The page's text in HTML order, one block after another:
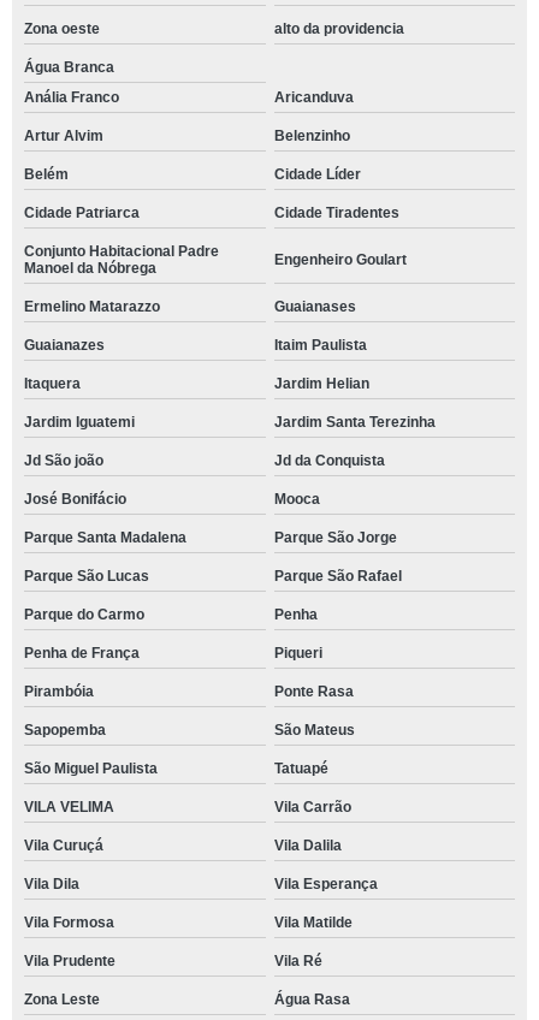
Zona oeste alto da providencia
Água Branca
Anália Franco
Aricanduva
Artur Alvim Belenzinho
Belém Cidade Líder
Cidade Patriarca Cidade Tiradentes
Conjunto Habitacional Padre
Manoel da Nóbrega
Engenheiro Goulart
Ermelino Matarazzo Guaianases
Guaianazes Itaim Paulista
Itaquera Jardim Helian
Jardim Iguatemi Jardim Santa Terezinha
Jd São joão Jd da Conquista
José Bonifácio Mooca
Parque Santa Madalena Parque São Jorge
Parque São Lucas Parque São Rafael
Parque do Carmo Penha
Penha de França Piqueri
Pirambóia Ponte Rasa
Sapopemba São Mateus
São Miguel Paulista Tatuapé
VILA VELIMA Vila Carrão
Vila Curuçá Vila Dalila
Vila Dila Vila Esperança
Vila Formosa Vila Matilde
Vila Prudente Vila Ré
Zona Leste
Água Rasa